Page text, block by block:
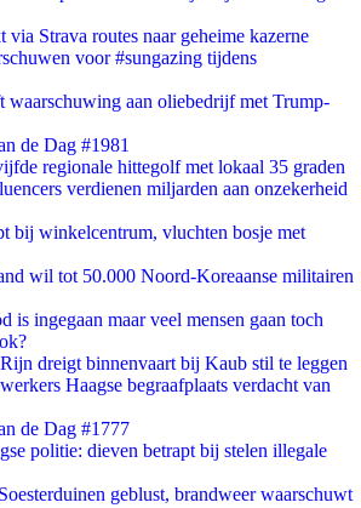
Strava routes naar geheime kazerne
voor #sungazing tijdens
waarschuwing aan oliebedrijf met Trump-
de Dag #1981
regionale hittegolf met lokaal 35 graden
verdienen miljarden aan onzekerheid
bij winkelcentrum, vluchten bosje met
wil tot 50.000 Noord-Koreaanse militairen
is ingegaan maar veel mensen gaan toch
dreigt binnenvaart bij Kaub stil te leggen
Haagse begraafplaats verdacht van
de Dag #1777
politie: dieven betrapt bij stelen illegale
geblust, brandweer waarschuwt